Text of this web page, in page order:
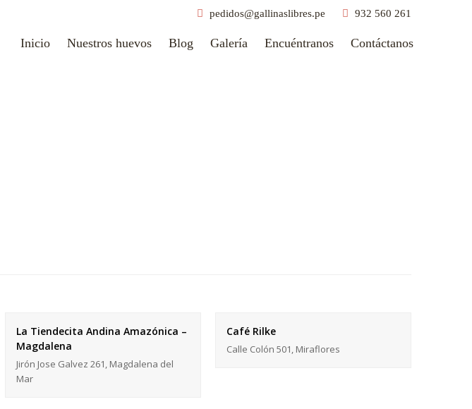
pedidos@gallinaslibres.pe 932 560 261
Inicio Nuestros huevos Blog Galería Encuéntranos Contáctanos
La Tiendecita Andina Amazónica –
Magdalena
Jirón Jose Galvez 261, Magdalena del
Mar
Café Rilke
Calle Colón 501, Miraflores